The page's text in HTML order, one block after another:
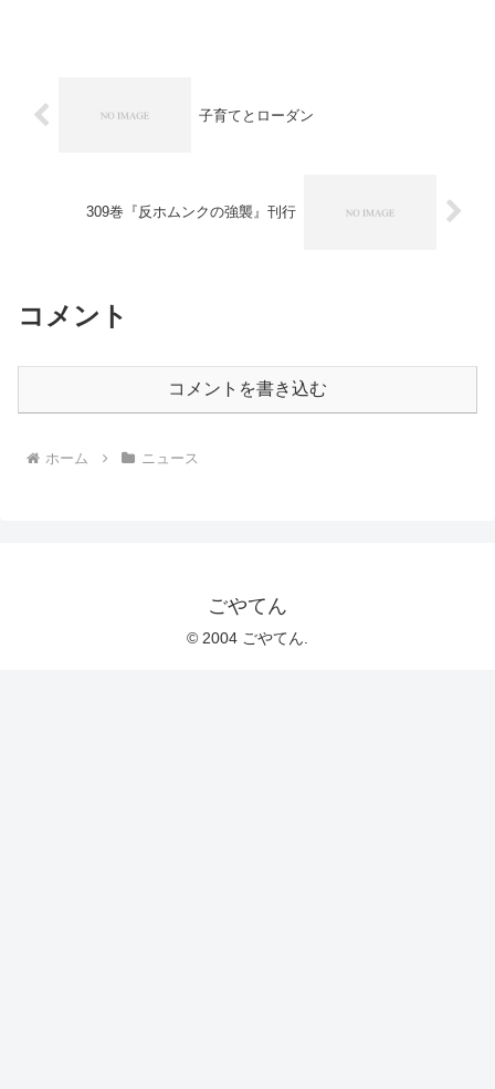
子育てとローダン
309巻『反ホムンクの強襲』刊行
コメント
コメントを書き込む
ホーム ニュース
ごやてん
© 2004 ごやてん.